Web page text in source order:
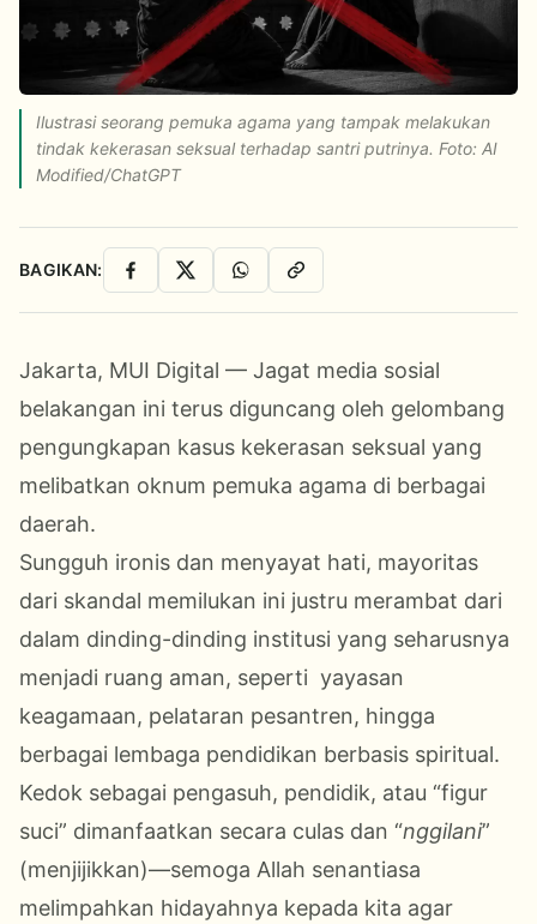
Ilustrasi seorang pemuka agama yang tampak melakukan
tindak kekerasan seksual terhadap santri putrinya. Foto: AI
Modified/ChatGPT
BAGIKAN: Facebook
X WhatsAppSalin Link
Jakarta, MUI Digital — Jagat media sosial
belakangan ini terus diguncang oleh gelombang
pengungkapan kasus kekerasan seksual yang
melibatkan oknum pemuka agama di berbagai
daerah.
Sungguh ironis dan menyayat hati, mayoritas
dari skandal memilukan ini justru merambat dari
dalam dinding-dinding institusi yang seharusnya
menjadi ruang aman, seperti yayasan
keagamaan, pelataran pesantren, hingga
berbagai lembaga pendidikan berbasis spiritual.
Kedok sebagai pengasuh, pendidik, atau “figur
suci” dimanfaatkan secara culas dan “nggilani”
(menjijikkan)—semoga Allah senantiasa
melimpahkan hidayahnya kepada kita agar